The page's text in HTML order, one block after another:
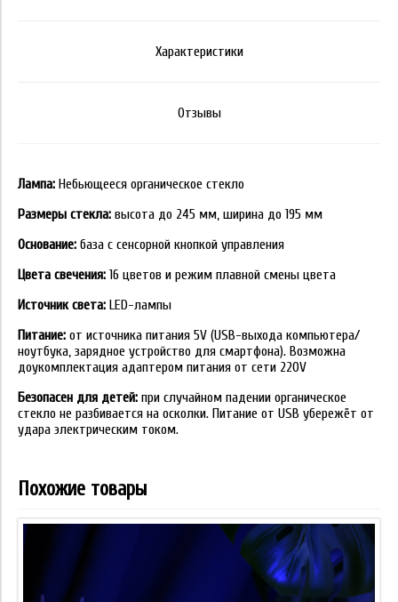
Характеристики
Отзывы
Лампа: Небьющееся органическое стекло
Размеры стекла: высота до 245 мм, ширина до 195 мм
Основание: база с сенсорной кнопкой управления
Цвета свечения: 16 цветов и режим плавной смены цвета
Источник света: LED-лампы
Питание: от источника питания 5V (USB-выхода компьютера/
ноутбука, зарядное устройство для смартфона). Возможна
доукомплектация адаптером питания от сети 220V
Безопасен для детей: при случайном падении органическое
стекло не разбивается на осколки. Питание от USB убережёт от
удара электрическим током.
Похожие товары